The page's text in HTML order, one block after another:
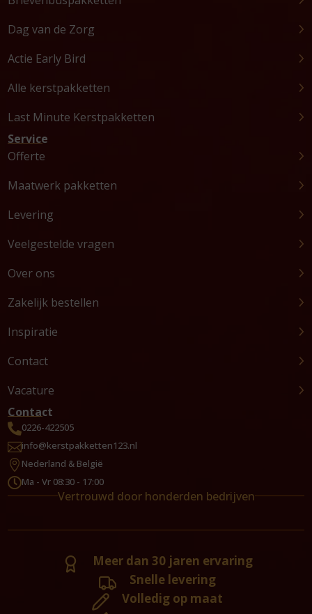
Dag van de Zorg
Actie Early Bird
Alle kerstpakketten
Last Minute Kerstpakketten
Service
Offerte
Maatwerk pakketten
Levering
Veelgestelde vragen
Over ons
Zakelijk bestellen
Inspiratie
Contact
Vacature
Contact
0226-422505
info@kerstpakketten123.nl
 Nederland & België
Ma - Vr 08:30 - 17:00
Vertrouwd door honderden bedrijven
Meer dan 30 jaren ervaring
Snelle levering
Volledig op maat